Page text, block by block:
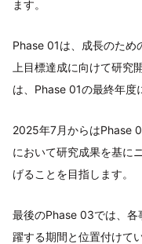
ます。
Phase 01は、成長のた
上目標達成に向けて研
は、Phase 01の最終年度
2025年7月からはPhase
において研究成果を基に
げることを目指します。
最後のPhase 03では、各
躍する期間と位置付けてい